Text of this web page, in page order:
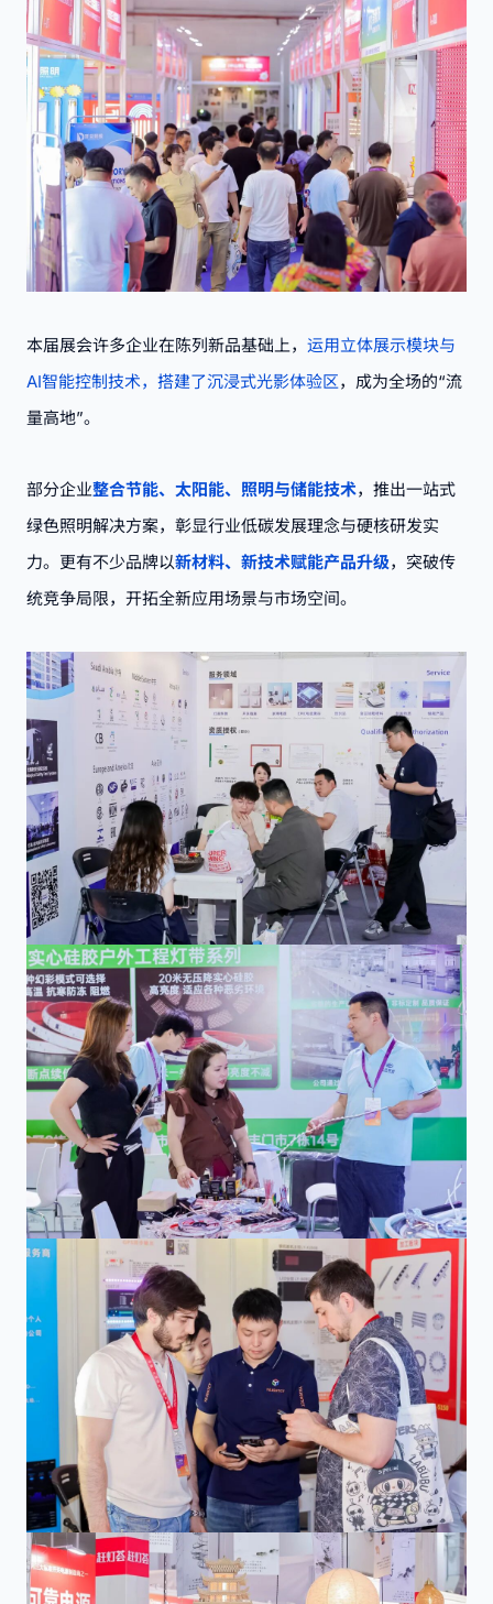
本届展会许多企业在陈列新品基础上， 运用立体展示模块与
AI智能控制技术，搭建了沉浸式光影体验区，成为全场的“流
量高地”。
部分企业整合节能、太阳能、照明与储能技术，推出一站式
绿色照明解决方案，彰显行业低碳发展理念与硬核研发实
力。更有不少品牌以新材料、新技术赋能产品升级，突破传
统竞争局限，开拓全新应用场景与市场空间。